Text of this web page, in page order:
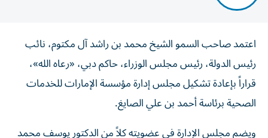
اعتمد صاحب السمو الشيخ محمد بن راشد آل مكتوم، نائب
رئيس الدولة، رئيس مجلس الوزراء، حاكم دبي، «رعاه الله»،
قراراً بإعادة تشكيل مجلس إدارة مؤسسة الإمارات للخدمات
الصحية برئاسة أحمد بن علي الصايغ.
ويضم مجلس الإدارة في عضويته كلاً من الدكتور يوسف محمد